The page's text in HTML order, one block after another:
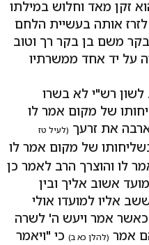
זקן מאד וחלוש במילתו
אותה בעשיית הלחם
משם בן בקר רך וטוב
על יד אחד ממשרתיו
. לשון רש"י לא בשרו
של מקום אמר לו
את זרעך (לעיל טז
של מקום אמר לו
לו והוצרך הרב לאמר כן
אשוב אליך ובין
אליו למועדו אולי
אמר ויעש ה' לשרה
אמר (להלן כא ב) כי "ויאמר